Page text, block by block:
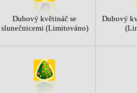
Dubový květináč se
slunečnicemi (Limitováno)
Dubový